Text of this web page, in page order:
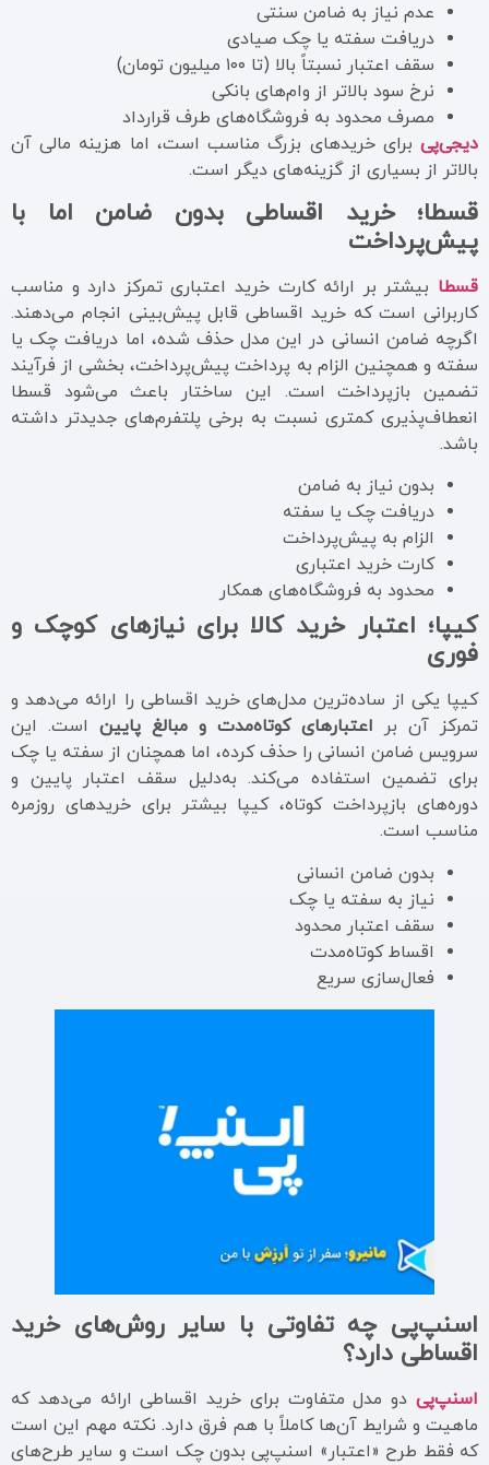
عدم نیاز به ضامن سنتی
دریافت سفته یا چک صیادی
سقف اعتبار نسبتاً بالا (تا ۱۰۰ میلیون تومان)
نرخ سود بالاتر از وام‌های بانکی
مصرف محدود به فروشگاه‌های طرف قرارداد
دیجی‌پی برای خریدهای بزرگ مناسب است، اما هزینه مالی آن
بالاتر از بسیاری از گزینه‌های دیگر است.
قسطا؛ خرید اقساطی بدون ضامن اما با
پیش‌پرداخت
قسطا بیشتر بر ارائه کارت خرید اعتباری تمرکز دارد و مناسب
کاربرانی است که خرید اقساطی قابل پیش‌بینی انجام می‌دهند.
اگرچه ضامن انسانی در این مدل حذف شده، اما دریافت چک یا
سفته و همچنین الزام به پرداخت پیش‌پرداخت، بخشی از فرآیند
تضمین بازپرداخت است. این ساختار باعث می‌شود قسطا
انعطاف‌پذیری کمتری نسبت به برخی پلتفرم‌های جدیدتر داشته
باشد.
بدون نیاز به ضامن
دریافت چک یا سفته
الزام به پیش‌پرداخت
کارت خرید اعتباری
محدود به فروشگاه‌های همکار
کیپا؛ اعتبار خرید کالا برای نیازهای کوچک و
فوری
کیپا یکی از ساده‌ترین مدل‌های خرید اقساطی را ارائه می‌دهد و
تمرکز آن بر اعتبارهای کوتاه‌مدت و مبالغ پایین است. این
سرویس ضامن انسانی را حذف کرده، اما همچنان از سفته یا چک
برای تضمین استفاده می‌کند. به‌دلیل سقف اعتبار پایین و
دوره‌های بازپرداخت کوتاه، کیپا بیشتر برای خریدهای روزمره
مناسب است.
بدون ضامن انسانی
نیاز به سفته یا چک
سقف اعتبار محدود
اقساط کوتاه‌مدت
فعال‌سازی سریع
اسنپ‌پی چه تفاوتی با سایر روش‌های خرید
اقساطی دارد؟
اسنپ‌پی دو مدل متفاوت برای خرید اقساطی ارائه می‌دهد که
ماهیت و شرایط آن‌ها کاملاً با هم فرق دارد. نکته مهم این است
که فقط طرح «اعتبار» اسنپ‌پی بدون چک است و سایر طرح‌های